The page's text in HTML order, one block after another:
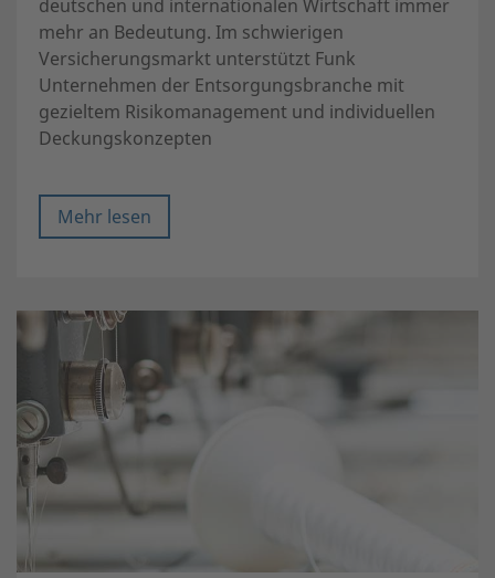
deutschen und internationalen Wirtschaft immer
mehr an Bedeutung. Im schwierigen
Versicherungsmarkt unterstützt Funk
Unternehmen der Entsorgungsbranche mit
gezieltem Risikomanagement und individuellen
Deckungskonzepten
Mehr lesen